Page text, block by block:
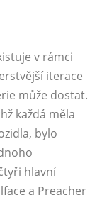
v rámci
iterace
může dostat.
každá měla
bylo
hlavní
a Preacher